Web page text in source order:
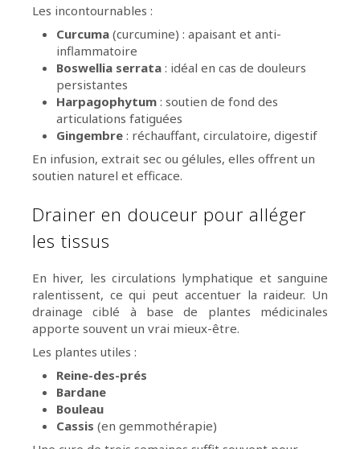
Les incontournables :
Curcuma (curcumine) : apaisant et anti-
inflammatoire
Boswellia serrata : idéal en cas de douleurs
persistantes
Harpagophytum : soutien de fond des
articulations fatiguées
Gingembre : réchauffant, circulatoire, digestif
En infusion, extrait sec ou gélules, elles offrent un
soutien naturel et efficace.
Drainer en douceur pour alléger
les tissus
En hiver, les circulations lymphatique et sanguine
ralentissent, ce qui peut accentuer la raideur. Un
drainage ciblé à base de plantes médicinales
apporte souvent un vrai mieux-être.
Les plantes utiles :
Reine-des-prés
Bardane
Bouleau
Cassis (en gemmothérapie)